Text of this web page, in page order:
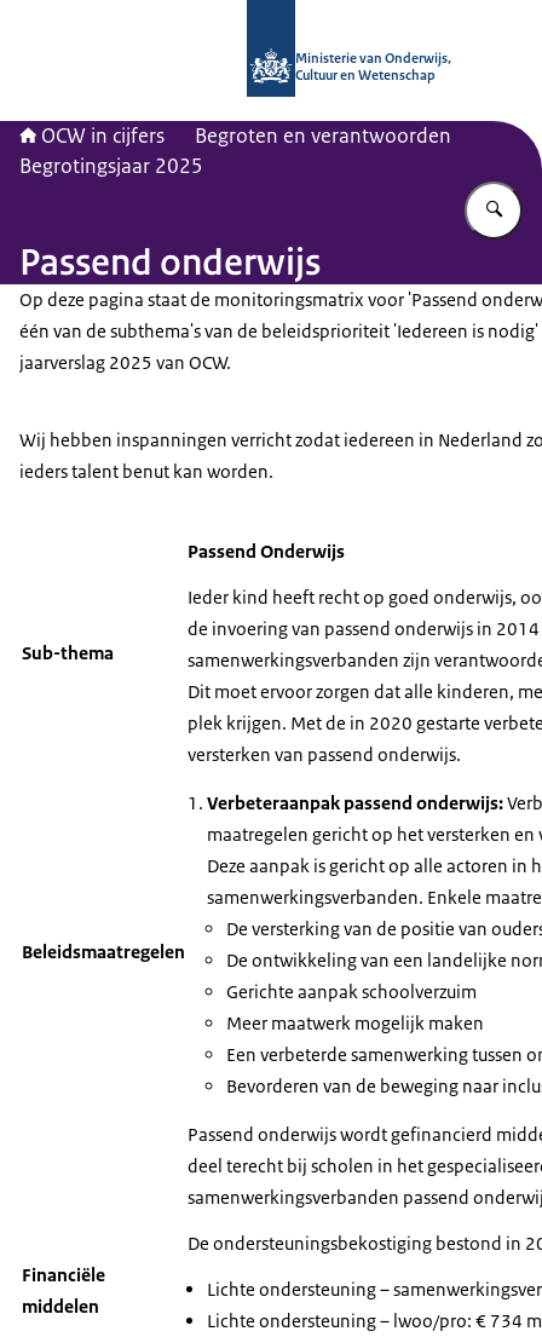
Ministerie van Onderwijs,
Cultuur en Wetenschap
OCW in cijfers
Begroten en verantwoorden
Begrotingsjaar 2025
Passend onderwijs
Op deze pagina staat de monitoringsmatrix voor 'Passend
één van de subthema's van de beleidsprioriteit 'Iedereen is
jaarverslag 2025 van OCW.
Wij hebben inspanningen verricht zodat iedereen in Nederland
ieders talent benut kan worden.
Sub-thema
Passend Onderwijs
Ieder kind heeft recht op goed onderwijs,
de invoering van passend onderwijs in
samenwerkingsverbanden zijn
Dit moet ervoor zorgen dat alle kinderen,
plek krijgen. Met de in 2020 gestarte
versterken van passend onderwijs.
Beleidsmaatregelen
Verbeteraanpak passend onderwijs:
maatregelen gericht op het versterken
Deze aanpak is gericht op alle actoren in
samenwerkingsverbanden. Enkele
De versterking van de positie van
De ontwikkeling van een landelijke
Gerichte aanpak schoolverzuim
Meer maatwerk mogelijk maken
Een verbeterde samenwerking tussen
Bevorderen van de beweging naar
Financiële
middelen
Passend onderwijs wordt gefinancierd
deel terecht bij scholen in het
samenwerkingsverbanden passend
De ondersteuningsbekostiging bestond in
Lichte ondersteuning –
Lichte ondersteuning – lwoo/pro: € 734